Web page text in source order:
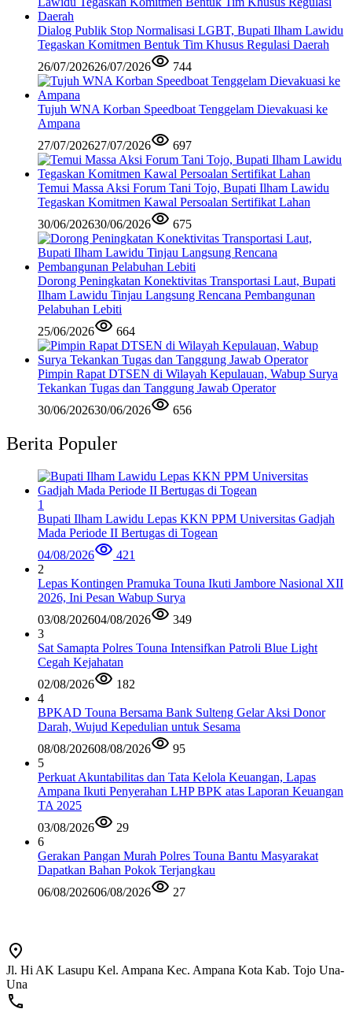
Dialog Publik Stop Normalisasi LGBT, Bupati Ilham Lawidu
Tegaskan Komitmen Bentuk Tim Khusus Regulasi Daerah
26/07/202626/07/2026 744
Tujuh WNA Korban Speedboat Tenggelam Dievakuasi ke
Ampana
27/07/202627/07/2026 697
Temui Massa Aksi Forum Tani Tojo, Bupati Ilham Lawidu
Tegaskan Komitmen Kawal Persoalan Sertifikat Lahan
30/06/202630/06/2026 675
Dorong Peningkatan Konektivitas Transportasi Laut, Bupati
Ilham Lawidu Tinjau Langsung Rencana Pembangunan
Pelabuhan Lebiti
25/06/2026
664
Pimpin Rapat DTSEN di Wilayah Kepulauan, Wabup Surya
Tekankan Tugas dan Tanggung Jawab Operator
30/06/202630/06/2026 656
Berita Populer
1
Bupati Ilham Lawidu Lepas KKN PPM Universitas Gadjah
Mada Periode II Bertugas di Togean
04/08/2026
421
2
Lepas Kontingen Pramuka Touna Ikuti Jambore Nasional XII
2026, Ini Pesan Wabup Surya
03/08/202604/08/2026
349
3
Sat Samapta Polres Touna Intensifkan Patroli Blue Light
Cegah Kejahatan
02/08/2026
182
4
BPKAD Touna Bersama Bank Sulteng Gelar Aksi Donor
Darah, Wujud Kepedulian untuk Sesama
08/08/202608/08/2026
95
5
Perkuat Akuntabilitas dan Tata Kelola Keuangan, Lapas
Ampana Ikuti Penyerahan LHP BPK atas Laporan Keuangan
TA 2025
03/08/2026
29
6
Gerakan Pangan Murah Polres Touna Bantu Masyarakat
Dapatkan Bahan Pokok Terjangkau
06/08/202606/08/2026 27
Jl. Hi AK Lasupu Kel. Ampana Kec. Ampana Kota Kab. Tojo Una-
Una